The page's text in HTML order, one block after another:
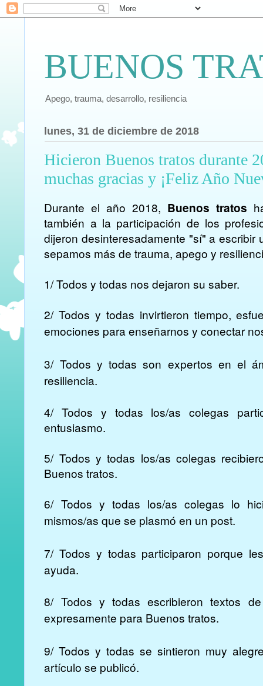
BUENOS
Apego, trauma, desarrollo, resiliencia
lunes, 31 de diciembre de 2018
Hicieron Buenos tratos durante
muchas gracias y ¡Feliz Año
Durante el año 2018, Buenos tratos
también a la participación de los
dijeron desinteresadamente "sí" a escribir
sepamos más de trauma, apego y
1/ Todos y todas nos dejaron su saber.
2/ Todos y todas invirtieron tiempo,
emociones para enseñarnos y conectar
3/ Todos y todas son expertos en el
resiliencia.
4/ Todos y todas los/as colegas
entusiasmo.
5/ Todos y todas los/as colegas
Buenos tratos.
6/ Todos y todas los/as colegas lo
mismos/as que se plasmó en un post.
7/ Todos y todas participaron porque
ayuda.
8/ Todos y todas escribieron textos
expresamente para Buenos tratos.
9/ Todos y todas se sintieron muy
artículo se publicó.